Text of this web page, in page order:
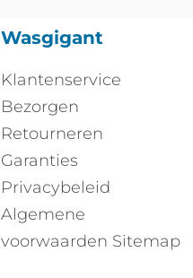
Wasgigant
Klantenservice
Bezorgen
Retourneren
Garanties
Privacybeleid
Algemene
voorwaarden Sitemap